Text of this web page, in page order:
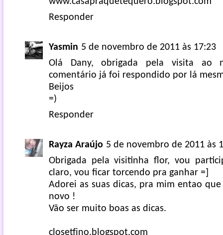
Responder
Yasmin 5 de novembro de 2011 às 17:23
Olá Dany, obrigada pela visita ao
comentário já foi respondido por lá
Beijos
=)
Responder
Rayza Araújo 5 de novembro de 2011 às
Obrigada pela visitinha flor, vou
claro, vou ficar torcendo pra ganhar =]
Adorei as suas dicas, pra mim entao
novo !
Vão ser muito boas as dicas.
closetfino.blogspot.com